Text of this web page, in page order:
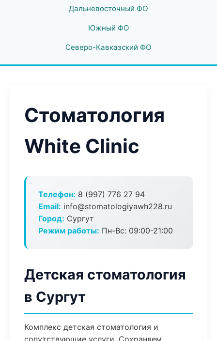
Дальневосточный ФО
Южный ФО
Северо-Кавказский ФО
Стоматология
White Clinic
Телефон: 8 (997) 776 27 94
Email: info@stomatologiyawh228.ru
Город: Сургут
Режим работы: Пн-Вс: 09:00-21:00
Детская стоматология
в Сургут
Комплекс детская стоматология и
сопутствующие услуги. Сохраняем